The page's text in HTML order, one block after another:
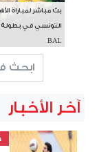
بث مباشر لمباراة
التونسي في بطولة
BAL
آخر الأخبار